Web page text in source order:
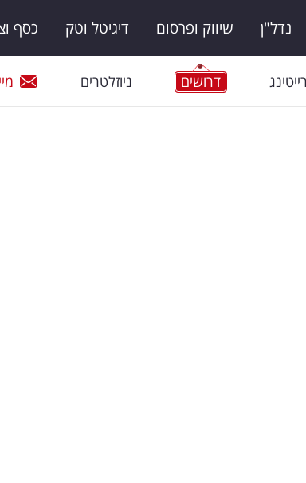
נדל"ן שיווק ופרסום דיגיטל וטק כסף
רייטינג דרושים ניוזלטרים